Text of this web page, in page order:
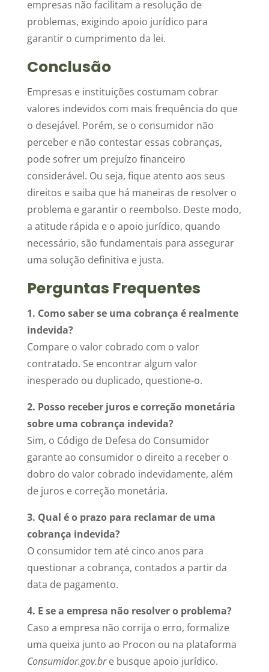
empresas não facilitam a resolução de
problemas, exigindo apoio jurídico para
garantir o cumprimento da lei.
Conclusão
Empresas e instituições costumam cobrar
valores indevidos com mais frequência do que
o desejável. Porém, se o consumidor não
perceber e não contestar essas cobranças,
pode sofrer um prejuízo financeiro
considerável. Ou seja, fique atento aos seus
direitos e saiba que há maneiras de resolver o
problema e garantir o reembolso. Deste modo,
a atitude rápida e o apoio jurídico, quando
necessário, são fundamentais para assegurar
uma solução definitiva e justa.
Perguntas Frequentes
1. Como saber se uma cobrança é realmente
indevida?
Compare o valor cobrado com o valor
contratado. Se encontrar algum valor
inesperado ou duplicado, questione-o.
2. Posso receber juros e correção monetária
sobre uma cobrança indevida?
Sim, o Código de Defesa do Consumidor
garante ao consumidor o direito a receber o
dobro do valor cobrado indevidamente, além
de juros e correção monetária.
3. Qual é o prazo para reclamar de uma
cobrança indevida?
O consumidor tem até cinco anos para
questionar a cobrança, contados a partir da
data de pagamento.
4. E se a empresa não resolver o problema?
Caso a empresa não corrija o erro, formalize
uma queixa junto ao Procon ou na plataforma
Consumidor.gov.bre busque apoio jurídico.